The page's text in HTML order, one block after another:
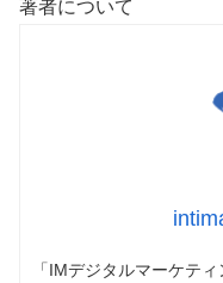
著者について
「IMデジタルマーケテ